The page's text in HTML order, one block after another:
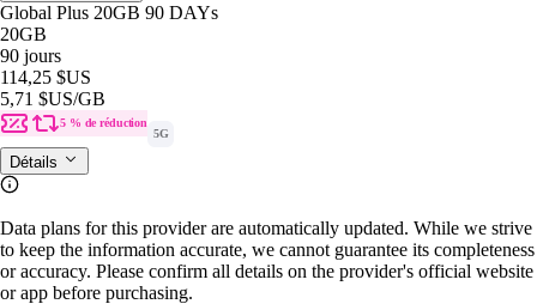
Global Plus 20GB 90 DAYs
20GB
90 jours
114,25 $US
5,71 $US/GB
5 % de réduction
5G
Détails
Data plans for this provider are automatically updated. While we strive
to keep the information accurate, we cannot guarantee its completeness
or accuracy. Please confirm all details on the provider's official website
or app before purchasing.